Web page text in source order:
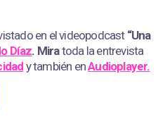
en el videopodcast “Una
Díaz. Miratoda la entrevista
y también enAudioplayer.